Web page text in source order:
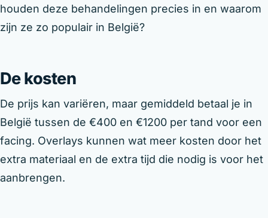
houden deze behandelingen precies in en waarom
zijn ze zo populair in België?
De kosten
De prijs kan variëren, maar gemiddeld betaal je in
België tussen de €400 en €1200 per tand voor een
facing. Overlays kunnen wat meer kosten door het
extra materiaal en de extra tijd die nodig is voor het
aanbrengen.